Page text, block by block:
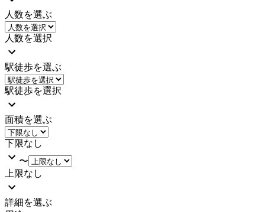
人数を選ぶ
人数を選択
駅徒歩を選ぶ
駅徒歩を選択
面積を選ぶ
下限なし
〜
上限なし
詳細を選ぶ